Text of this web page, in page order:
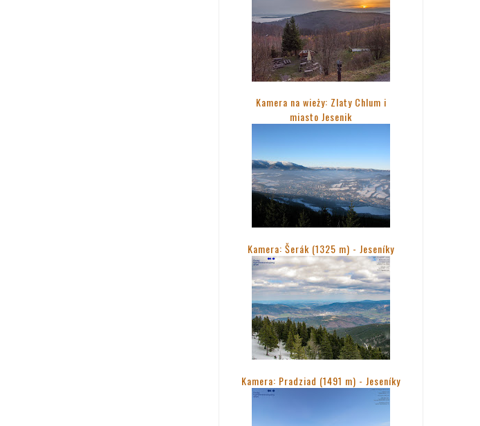
Kamera na wieży: Zlaty Chlum i
miasto Jesenik
Kamera: Šerák (1325 m) - Jeseníky
Kamera: Pradziad (1491 m) - Jeseníky